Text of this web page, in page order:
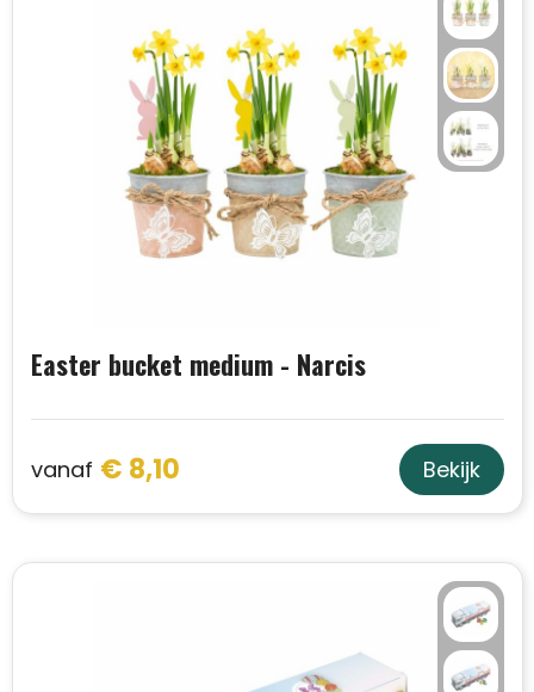
Easter bucket medium - Narcis
vanaf € 8,10 Bekijk